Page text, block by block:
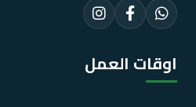
اوقات العمل